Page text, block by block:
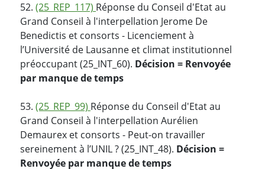
52. (25_REP_117) Réponse du Conseil d'Etat au
Grand Conseil à l'interpellation Jerome De
Benedictis et consorts - Licenciement à
l’Université de Lausanne et climat institutionnel
préoccupant (25_INT_60). Décision = Renvoyée
par manque de temps
53. (25_REP_99) Réponse du Conseil d'Etat au
Grand Conseil à l'interpellation Aurélien
Demaurex et consorts - Peut-on travailler
sereinement à l’UNIL ? (25_INT_48). Décision =
Renvoyée par manque de temps